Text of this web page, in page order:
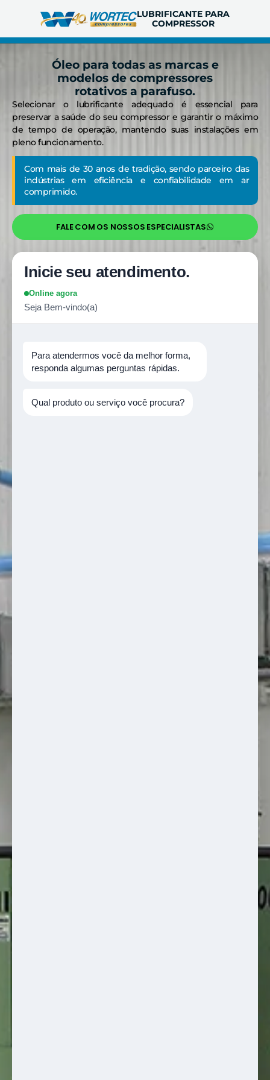
LUBRIFICANTE PARA
COMPRESSOR
Óleo para todas as marcas e
modelos de compressores
rotativos a parafuso.
Selecionar o lubrificante adequado é essencial para
preservar a saúde do seu compressor e garantir o máximo
de tempo de operação, mantendo suas instalações em
pleno funcionamento.
Com mais de 30 anos de tradição, sendo parceiro das
indústrias em eficiência e confiabilidade em ar
comprimido.
FALE COM OS NOSSOS ESPECIALISTAS
Inicie seu atendimento.
Online agora
Seja Bem-vindo(a)
Para atendermos você da melhor forma,
responda algumas perguntas rápidas.
Qual produto ou serviço você procura?